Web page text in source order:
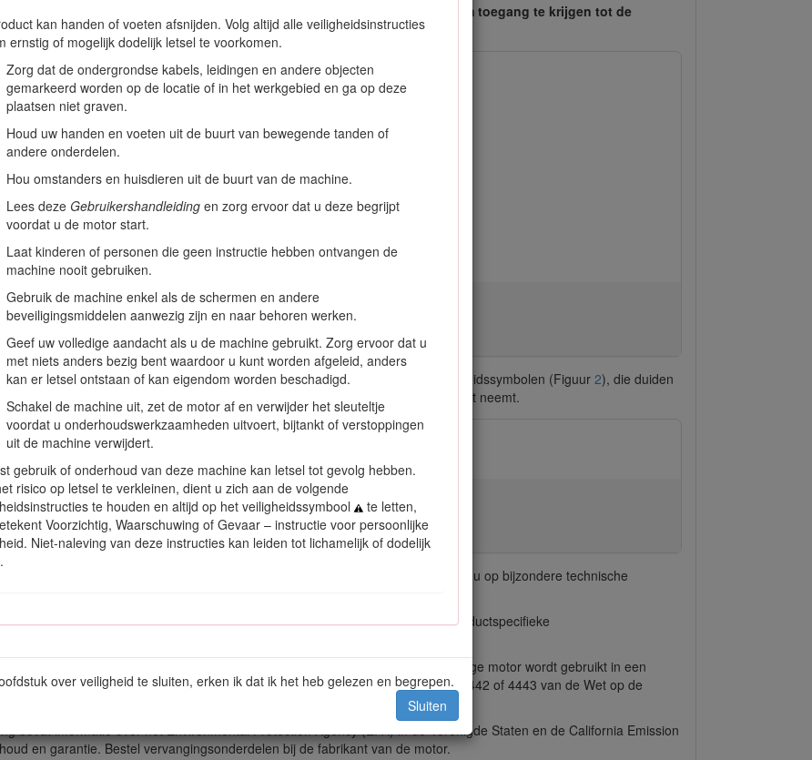
kan handen of voeten afsnijden. Volg altijd alle veiligheidsinstructies
ernstig of mogelijk dodelijk letsel te voorkomen.
Zorg dat de ondergrondse kabels, leidingen en andere objecten
gemarkeerd worden op de locatie of in het werkgebied en ga op deze
plaatsen niet graven.
Houd uw handen en voeten uit de buurt van bewegende tanden of
andere onderdelen.
Hou omstanders en huisdieren uit de buurt van de machine.
Lees deze Gebruikershandleiding en zorg ervoor dat u deze begrijpt
voordat u de motor start.
Laat kinderen of personen die geen instructie hebben ontvangen de
machine nooit gebruiken.
Gebruik de machine enkel als de schermen en andere
beveiligingsmiddelen aanwezig zijn en naar behoren werken.
Geef uw volledige aandacht als u de machine gebruikt. Zorg ervoor dat u
met niets anders bezig bent waardoor u kunt worden afgeleid, anders
kan er letsel ontstaan of kan eigendom worden beschadigd.
Schakel de machine uit, zet de motor af en verwijder het sleuteltje
voordat u onderhoudswerkzaamheden uitvoert, bijtankt of verstoppingen
uit de machine verwijdert.
gebruik of onderhoud van deze machine kan letsel tot gevolg hebben.
risico op letsel te verkleinen, dient u zich aan de volgende
te houden en altijd op het veiligheidssymbool
te letten,
Voorzichtig, Waarschuwing of Gevaar – instructie voor persoonlijke
Niet-naleving van deze instructies kan leiden tot lichamelijk of dodelijk
over veiligheid te sluiten, erken ik dat ik het heb gelezen en begrepen.
Sluiten
code op het plaatje met het serienummer (indien aanwezig) scannen om toegang te krijgen tot de
Figuur 1
gevaren en een aantal veiligheidsberichten genoemd met de volgende veiligheidssymbolen (Figuur 2), die duiden
of de dood tot gevolg kan hebben als u de veiligheidsvoorschriften niet in acht neemt.
Figuur 2
om uw aandacht op bijzondere informatie te vestigen.
attendeert u op bijzondere technische
aan die bijzondere aandacht verdient.
wanneer de CE-set 22368 gemonteerd is; zie voor details de aparte productspecifieke
zoals omschreven in sectie 4442, of een goed onderhouden, brandveilige motor wordt gebruikt in een
begroeid terrein, handelt de bestuurder in strijd met de bepalingen van sectie 4442 of 4443 van de Wet op de
de Staat Californië.
bevat informatie over het Environmental Protection Agency (EPA) in de Verenigde Staten en de California Emission
en garantie. Bestel vervangingsonderdelen bij de fabrikant van de motor.